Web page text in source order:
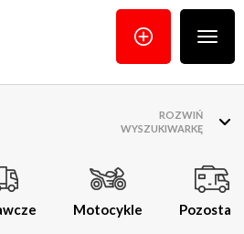
menu
Motocykle Pozostałe
ROZWIŃ
WYSZUKIWARKĘ